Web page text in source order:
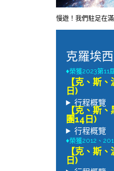
慢遊！我們駐足在
克羅埃
♦榮獲2023第11
【克、斯
日)
行程概覽
【克、斯
團14日)
行程概覽
♦榮獲2012、
【克、斯
日)